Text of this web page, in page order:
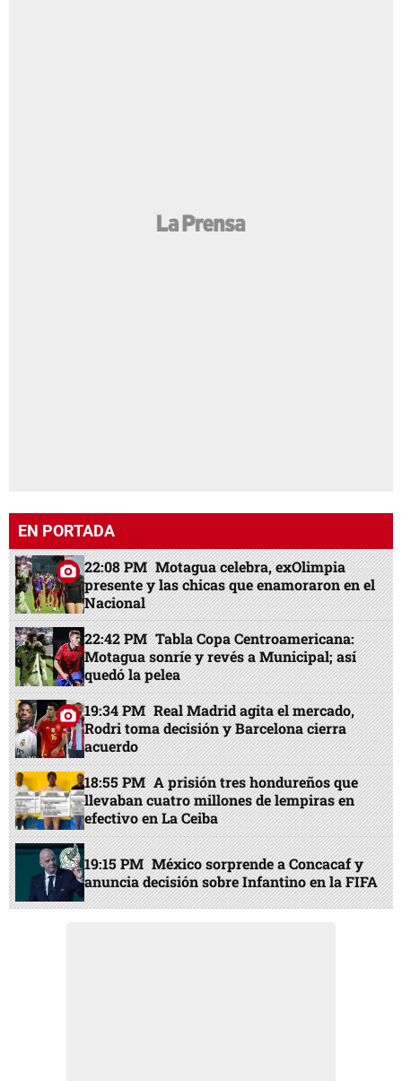
EN PORTADA
22:08 PM Motagua celebra, exOlimpia
presente y las chicas que enamoraron en el
Nacional
22:42 PM Tabla Copa Centroamericana:
Motagua sonríe y revés a Municipal; así
quedó la pelea
19:34 PM Real Madrid agita el mercado,
Rodri toma decisión y Barcelona cierra
acuerdo
18:55 PM A prisión tres hondureños que
llevaban cuatro millones de lempiras en
efectivo en La Ceiba
19:15 PM México sorprende a Concacaf y
anuncia decisión sobre Infantino en la FIFA